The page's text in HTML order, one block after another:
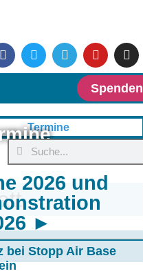
Spenden
2026 und
►
bei Stopp Air Base